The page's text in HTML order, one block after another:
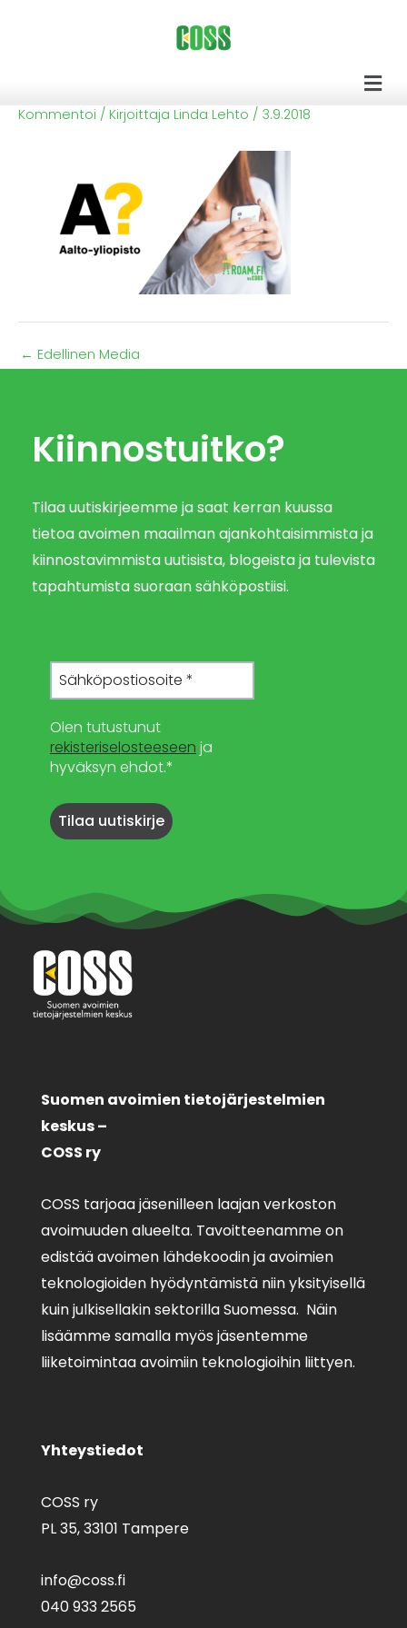
Kommentoi / Kirjoittaja Linda Lehto / 3.9.2018
← Edellinen Media
Kiinnostuitko?
Tilaa uutiskirjeemme ja saat kerran kuussa
tietoa avoimen maailman ajankohtaisimmista ja
kiinnostavimmista uutisista, blogeista ja tulevista
tapahtumista suoraan sähköpostiisi.
Olen tutustunut
rekisteriselosteeseen ja
hyväksyn ehdot.*
Suomen avoimien tietojärjestelmien
keskus –
COSS ry
COSS tarjoaa jäsenilleen laajan verkoston
avoimuuden alueelta. Tavoitteenamme on
edistää avoimen lähdekoodin ja avoimien
teknologioiden hyödyntämistä niin yksityisellä
kuin julkisellakin sektorilla Suomessa. Näin
lisäämme samalla myös jäsentemme
liiketoimintaa avoimiin teknologioihin liittyen.
Yhteystiedot
COSS ry
PL 35,33101 Tampere
info@coss.fi
040 933 2565